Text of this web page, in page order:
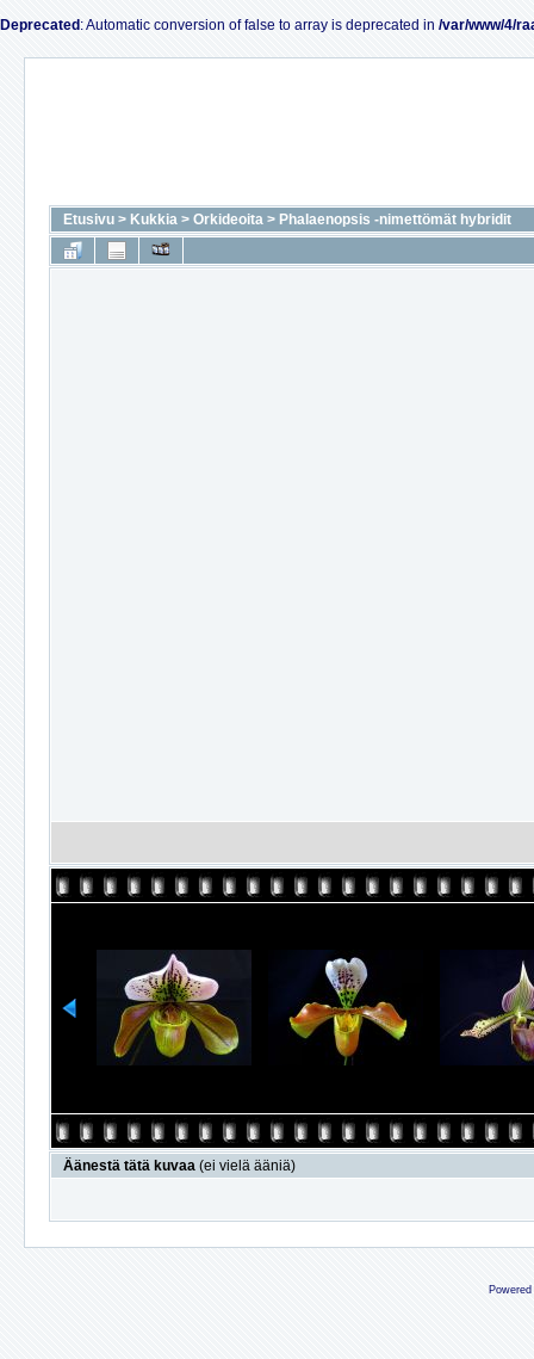
Deprecated : Automatic conversion of false to array is deprecated in /var/www/4/
Etusivu > Kukkia > Orkideoita > Phalaenopsis -nimettömät hybridit
Äänestä tätä kuvaa (ei vielä ääniä)